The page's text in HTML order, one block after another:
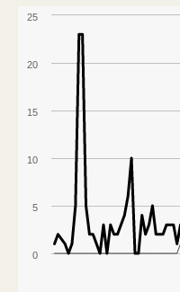
0
5
10
15
20
25